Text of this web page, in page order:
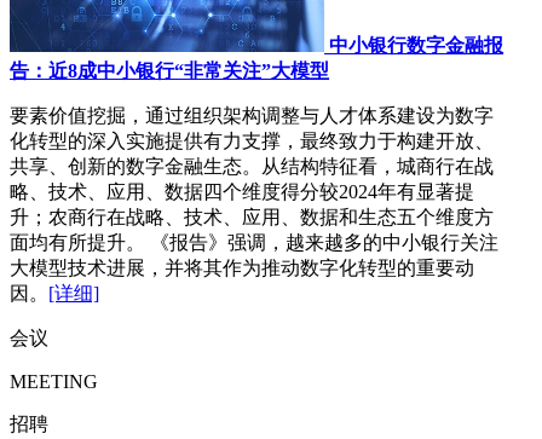
中小银行数字金融报
告：近8成中小银行“非常关注”大模型
要素价值挖掘，通过组织架构调整与人才体系建设为数字
化转型的深入实施提供有力支撑，最终致力于构建开放、
共享、创新的数字金融生态。从结构特征看，城商行在战
略、技术、应用、数据四个维度得分较2024年有显著提
升；农商行在战略、技术、应用、数据和生态五个维度方
面均有所提升。 《报告》强调，越来越多的中小银行关注
大模型技术进展，并将其作为推动数字化转型的重要动
因。 [详细]
会议
MEETING
招聘